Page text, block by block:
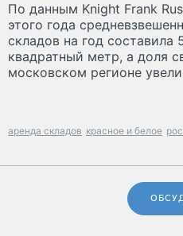
По данным Knight Frank
этого года
складов на год составила
квадратный метр, а доля
московском регионе
аренда складов красное и белое